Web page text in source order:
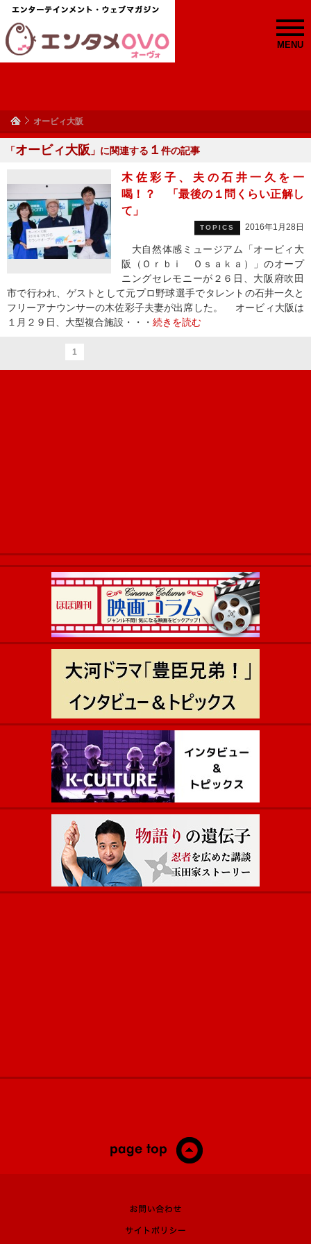
MENU
オービィ大阪
「オービィ大阪 」に関連する １ 件の記事
木佐彩子、夫の石井一久を一
喝！？ 「最後の１問くらい正解し
て」
TOPICS 2016年1月28日
大自然体感ミュージアム「オービィ大
阪（Ｏｒｂｉ Ｏｓａｋａ）」のオープ
ニングセレモニーが２６日、大阪府吹田
市で行われ、ゲストとして元プロ野球選手でタレントの石井一久と
フリーアナウンサーの木佐彩子夫妻が出席した。 オービィ大阪は
１月２９日、大型複合施設・・・ 続きを読む
1